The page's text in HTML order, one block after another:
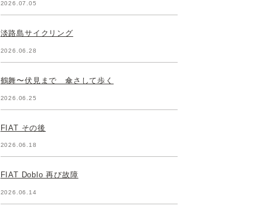
2026.07.05
淡路島サイクリング
2026.06.28
鶴舞〜伏見まで 傘さして歩く
2026.06.25
FIAT その後
2026.06.18
FIAT Doblo 再び故障
2026.06.14